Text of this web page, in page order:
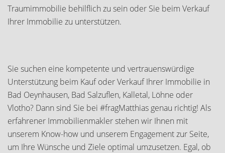
Traumimmobilie behilflich zu sein oder Sie beim Verkauf
Ihrer Immobilie zu unterstützen.
Sie suchen eine kompetente und vertrauenswürdige
Unterstützung beim Kauf oder Verkauf Ihrer Immobilie in
Bad Oeynhausen, Bad Salzuflen, Kalletal, Löhne oder
Vlotho? Dann sind Sie bei #fragMatthias genau richtig! Als
erfahrener Immobilienmakler stehen wir Ihnen mit
unserem Know-how und unserem Engagement zur Seite,
um Ihre Wünsche und Ziele optimal umzusetzen. Egal, ob